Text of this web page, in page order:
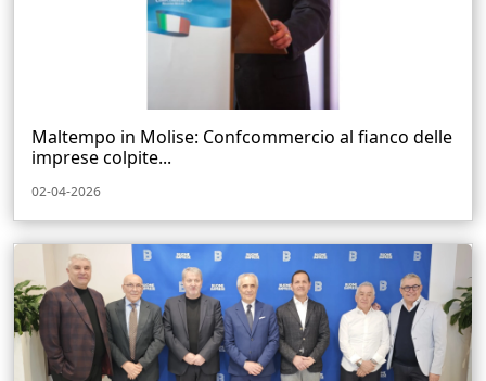
Maltempo in Molise: Confcommercio al fianco delle
imprese colpite...
02-04-2026